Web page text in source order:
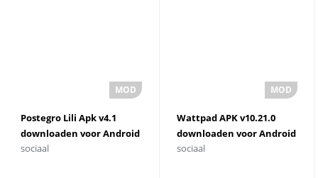
Postegro Lili Apk v4.1
downloaden voor Android
sociaal
Wattpad APK v10.21.0
downloaden voor Android
sociaal